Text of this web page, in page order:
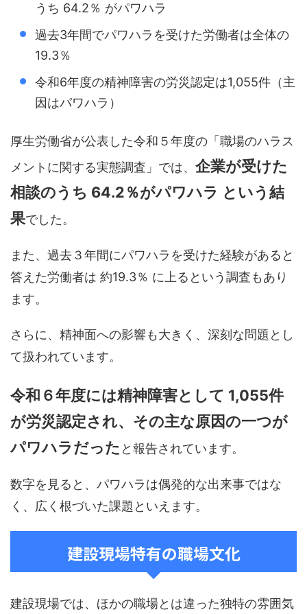
うち 64.2％ がパワハラ
過去3年間でパワハラを受けた労働者は全体の
19.3％
令和6年度の精神障害の労災認定は1,055件（主
因はパワハラ）
厚生労働省が公表した令和５年度の「職場のハラス
メントに関する実態調査」では、 企業が受けた
相談のうち 64.2％がパワハラ という結
果でした。
また、過去３年間にパワハラを受けた経験があると
答えた労働者は 約19.3％ に上るという調査もあり
ます。
さらに、精神面への影響も大きく、深刻な問題とし
て扱われています。
令和６年度には精神障害として 1,055件
が労災認定され、その主な原因の一つが
パワハラだった と報告されています。
数字を見ると、パワハラは偶発的な出来事ではな
く、広く根づいた課題といえます。
建設現場特有の職場文化
建設現場では、ほかの職場とは違った独特の雰囲気